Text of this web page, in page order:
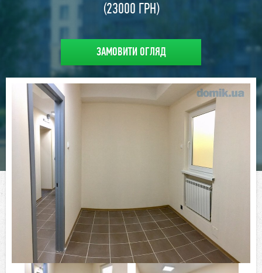
(23000 ГРН)